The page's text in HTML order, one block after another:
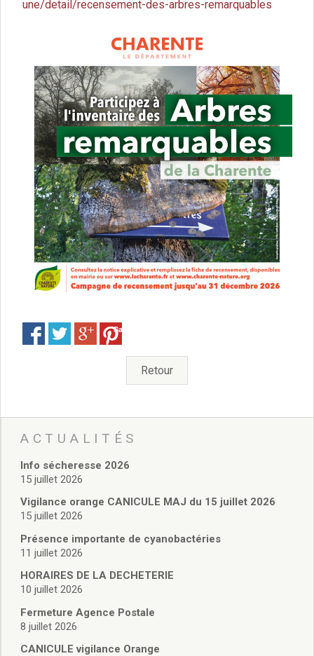
Budget de Fonctionnement
Budget d’Investissement
Conseils municipaux
Règlement du conseil municipal
Déliberations 2026
Délibérations 2025
Délibérations 2024
Délibérations 2023
Délibérations 2022
Délibérations 2021
Délibérations 2020
Délibérations 2019
Délibérations 2018
Délibérations 2017
Délibérations 2016
Délibérations 2014
Délibérations 2013
Délibérations 2012
Délibérations 2011
Délibérations 2010
Délibérations 2008
Agenda réunions publiques
Toutes les actualités
Vie quotidienne
Enfance et jeunesse
Relais Assistantes Maternelles
Garderies
Restauration scolaire
Centres de loisirs
Solidarité
Services à domicile
une/detail/recensement-des-arbres-remarquables
Save
Retour
ACTUALITÉS
Info sécheresse 2026
15 juillet 2026
Vigilance orange CANICULE MAJ du 15 juillet 2026
15 juillet 2026
Présence importante de cyanobactéries
11 juillet 2026
HORAIRES DE LA DECHETERIE
10 juillet 2026
Fermeture Agence Postale
8 juillet 2026
CANICULE vigilance Orange